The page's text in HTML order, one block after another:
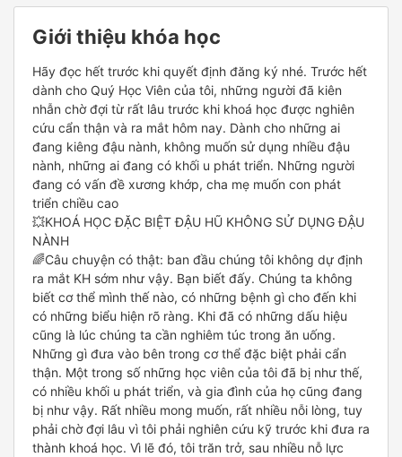
Giới thiệu khóa học
Hãy đọc hết trước khi quyết định đăng ký nhé. Trước hết
dành cho Quý Học Viên của tôi, những người đã kiên
nhẫn chờ đợi từ rất lâu trước khi khoá học được nghiên
cứu cẩn thận và ra mắt hôm nay. Dành cho những ai
đang kiêng đậu nành, không muốn sử dụng nhiều đậu
nành, những ai đang có khối u phát triển. Những người
đang có vấn đề xương khớp, cha mẹ muốn con phát
triển chiều cao
💥KHOÁ HỌC ĐẶC BIỆT ĐẬU HŨ KHÔNG SỬ DỤNG ĐẬU
NÀNH
🌈Câu chuyện có thật: ban đầu chúng tôi không dự định
ra mắt KH sớm như vậy. Bạn biết đấy. Chúng ta không
biết cơ thể mình thế nào, có những bệnh gì cho đến khi
có những biểu hiện rõ ràng. Khi đã có những dấu hiệu
cũng là lúc chúng ta cần nghiêm túc trong ăn uống.
Những gì đưa vào bên trong cơ thể đặc biệt phải cẩn
thận. Một trong số những học viên của tôi đã bị như thế,
có nhiều khối u phát triển, và gia đình của họ cũng đang
bị như vậy. Rất nhiều mong muốn, rất nhiều nỗi lòng, tuy
phải chờ đợi lâu vì tôi phải nghiên cứu kỹ trước khi đưa ra
thành khoá học. Vì lẽ đó, tôi trăn trở, sau nhiều nỗ lực